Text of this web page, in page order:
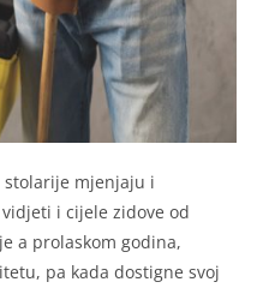
stolarije mjenjaju i
i cijele zidove od
a prolaskom godina,
pa kada dostigne svoj